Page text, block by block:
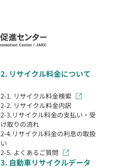
2. リサイクル料金について
2-1. リサイクル料金検索
2-2. リサイクル料金内訳
2-3.リサイクル料金の支払い・受
け取りの流れ
2-4.リサイクル料金の利息の取扱
い
2-5. よくあるご質問
3. 自動車リサイクルデータ